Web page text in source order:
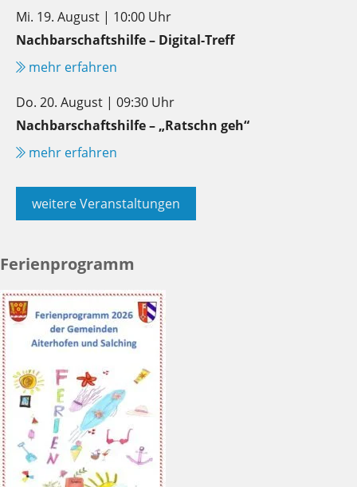
Mi. 19. August | 10:00 Uhr
Nachbarschaftshilfe – Digital-Treff
mehr erfahren
Do. 20. August | 09:30 Uhr
Nachbarschaftshilfe – „Ratschn geh“
mehr erfahren
weitere Veranstaltungen
Ferienprogramm